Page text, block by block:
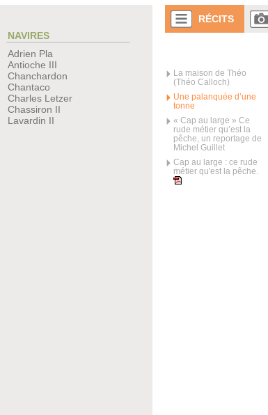
NAVIRES
Adrien Pla
Antioche III
Chanchardon
Chantaco
Charles Letzer
Chassiron II
Lavardin II
RÉCITS
La maison de Théo
(Théo Calloch)
Une palanquée d’une
tonne
« Cap au large » Ce
rude métier qu’est la
pêche, un reportage de
Michel Guillet
Cap au large : ce rude
métier qu'est la pêche.